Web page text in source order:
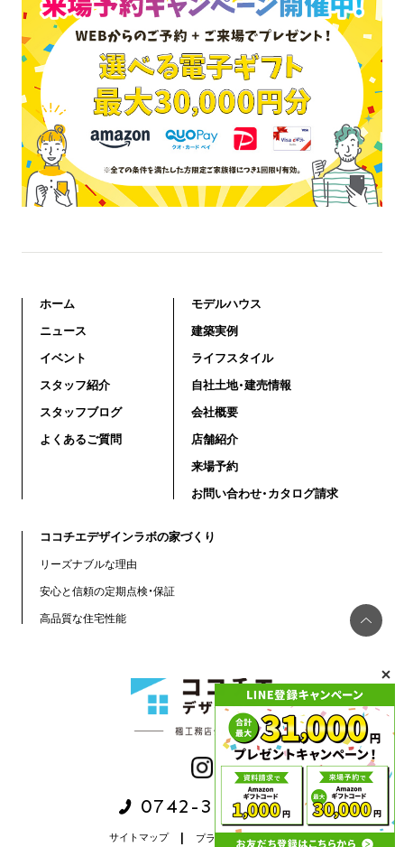
0742-31-5501
サイトマップ プライバシーポリシー
ホーム
ニュース
イベント
スタッフ紹介
スタッフブログ
よくあるご質問
モデルハウス
建築実例
ライフスタイル
自社土地・建売情報
会社概要
店舗紹介
来場予約
お問い合わせ・カタログ請求
ココチエデザインラボの家づくり
リーズナブルな理由
安心と信頼の定期点検・保証
高品質な住宅性能